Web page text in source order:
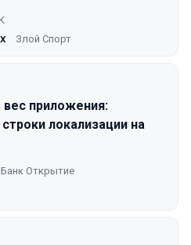
Злой Спорт
вес приложения:
локализации на
Банк Открытие